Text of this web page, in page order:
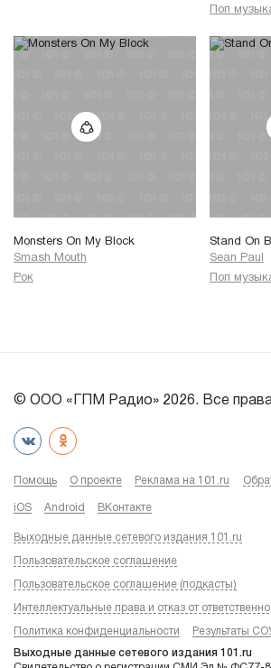
Поп
Monsters On My Block
Smash Mouth
Рок
Stand On
Sean Paul
Поп
© ООО «ГПМ Радио» 2026. Все
Помощь О проекте Реклама на 101.ru
iOS Android ВКонтакте
Выходные данные сетевого издания 101.ru
Пользовательское соглашение
Пользовательское соглашение (подкасты)
Интеллектуальные права и отказ от
Политика конфиденциальности Результаты
Выходные данные сетевого издания 101.ru